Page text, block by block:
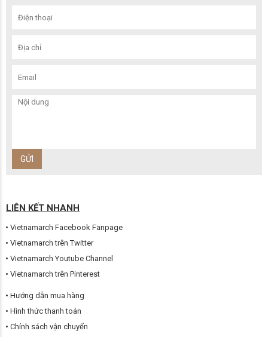
LIÊN KẾT NHANH
Vietnamarch Facebook Fanpage
Vietnamarch trên Twitter
Vietnamarch Youtube Channel
Vietnamarch trên Pinterest
Hướng dẫn mua hàng
Hình thức thanh toán
Chính sách vận chuyển